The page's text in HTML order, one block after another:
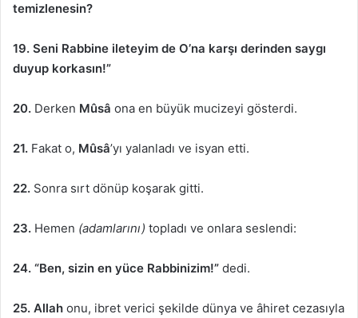
temizlenesin?
19. Seni Rabbine ileteyim de O’na karşı derinden saygı
duyup korkasın!”
20. Derken Mûsâ ona en büyük mucizeyi gösterdi.
21. Fakat o, Mûsâ’yı yalanladı ve isyan etti.
22. Sonra sırt dönüp koşarak gitti.
23. Hemen (adamlarını) topladı ve onlara seslendi:
24. “Ben, sizin en yüce Rabbinizim!” dedi.
25. Allah onu, ibret verici şekilde dünya ve âhiret cezasıyla